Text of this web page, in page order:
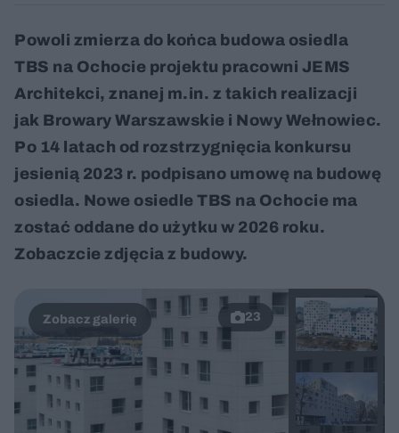
Powoli zmierza do końca budowa osiedla
TBS na Ochocie projektu pracowni JEMS
Architekci, znanej m.in. z takich realizacji
jak Browary Warszawskie i Nowy Wełnowiec.
Po 14 latach od rozstrzygnięcia konkursu
jesienią 2023 r. podpisano umowę na budowę
osiedla. Nowe osiedle TBS na Ochocie ma
zostać oddane do użytku w 2026 roku.
Zobaczcie zdjęcia z budowy.
23